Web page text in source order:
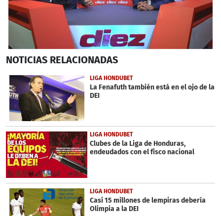
seconds
9
minutes,
49
seconds
NOTICIAS RELACIONADAS
LIGA HONDUBET
La Fenafuth también está en el ojo de la
DEI
LIGA HONDUBET
Clubes de la Liga de Honduras,
endeudados con el fisco nacional
LIGA HONDUBET
Casi 15 millones de lempiras debería
Olimpia a la DEI